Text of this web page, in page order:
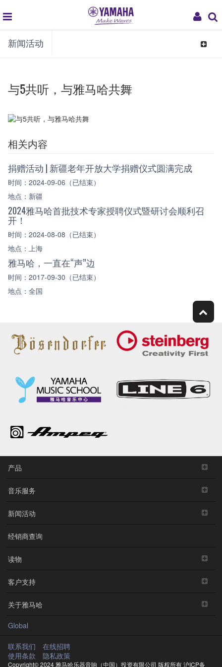
My
global
navigation
新闻活动
Toggle
与5共听，与雅马哈共舞
相关内容
捐赠活动 | 新疆老年开放大学捐赠仪式圆满完成
时间：2024-09-06（已结束）
地点：新疆
2024雅马哈首批技术专家授聘仪式暨研讨会顺利召
开！
时间：2024-08-08（已结束）
地点：上海
雅马哈，一直在“声”边
时间：2017-09-30（已结束）
地点：全国
产品
音乐服务
新闻活动
经销商查询
读物
客户支持
关于雅马哈
Global
联系我们
在线招聘
使用条款
隐私政策
Copyright© 2024 雅马哈乐器音响（中国）投资有限公司 版权所有沪ICP备